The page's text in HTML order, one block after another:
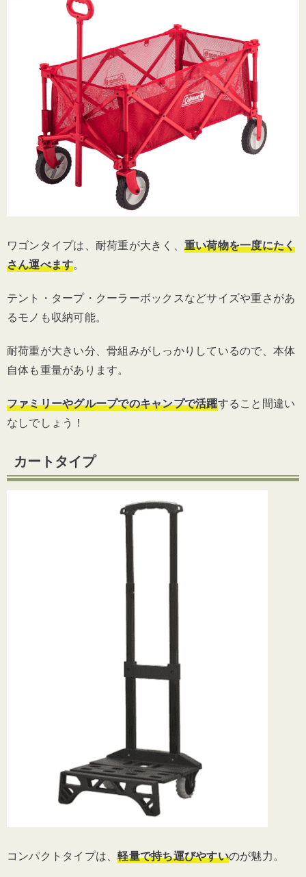
ワゴンタイプは、耐荷重が大きく、 重い荷物を一度にたく
さん運べます。
テント・タープ・クーラーボックスなどサイズや重さがあ
るモノも収納可能。
耐荷重が大きい分、骨組みがしっかりしているので、本体
自体も重量があります。
ファミリーやグループでのキャンプで活躍すること間違い
なしでしょう！
カートタイプ
コンパクトタイプは、軽量で持ち運びやすいのが魅力。